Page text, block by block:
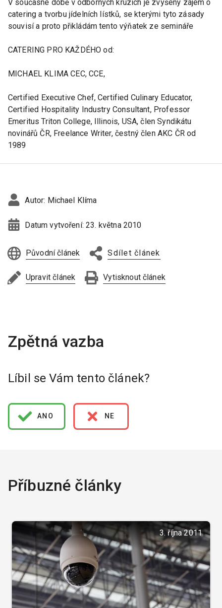
V současné době v odborných kruzích je zvýšený zájem o
catering a tvorbu jídelních lístků, se kterými tyto zásady
souvisí a proto přikládám tento výňatek ze semináře
CATERING PRO KAŽDÉHO od:
MICHAEL KLIMA CEC, CCE,
Certified Executive Chef, Certified Culinary Educator,
Certified Hospitality Industry Consultant, Professor
Emeritus Triton College, Illinois, USA, člen Syndikátu
novinářů ČR, Freelance Writer, čestný člen AKC ČR od
1989
Autor: Michael Klíma
Datum vytvoření:23. května 2010
Původní článek Sdílet článek
Upravit článek Vytisknout článek
Líbil se Vám tento článek?
ANO NE
Příbuzné články
3. října 2011